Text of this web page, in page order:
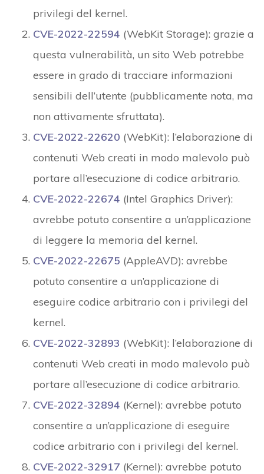
privilegi del kernel.
CVE-2022-22594 (WebKit Storage): grazie a
questa vulnerabilità, un sito Web potrebbe
essere in grado di tracciare informazioni
sensibili dell’utente (pubblicamente nota, ma
non attivamente sfruttata).
CVE-2022-22620 (WebKit): l’elaborazione di
contenuti Web creati in modo malevolo può
portare all’esecuzione di codice arbitrario.
CVE-2022-22674 (Intel Graphics Driver):
avrebbe potuto consentire a un’applicazione
di leggere la memoria del kernel.
CVE-2022-22675 (AppleAVD): avrebbe
potuto consentire a un’applicazione di
eseguire codice arbitrario con i privilegi del
kernel.
CVE-2022-32893 (WebKit): l’elaborazione di
contenuti Web creati in modo malevolo può
portare all’esecuzione di codice arbitrario.
CVE-2022-32894 (Kernel): avrebbe potuto
consentire a un’applicazione di eseguire
codice arbitrario con i privilegi del kernel.
CVE-2022-32917 (Kernel): avrebbe potuto